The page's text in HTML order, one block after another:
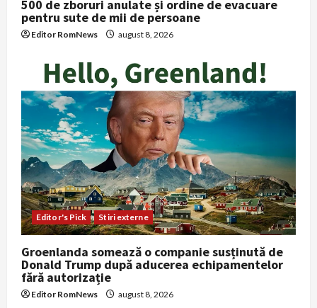
500 de zboruri anulate și ordine de evacuare
pentru sute de mii de persoane
Editor RomNews august 8, 2026
Editor's Pick Stiri externe
Groenlanda somează o companie susținută de
Donald Trump după aducerea echipamentelor
fără autorizație
Editor RomNews august 8, 2026